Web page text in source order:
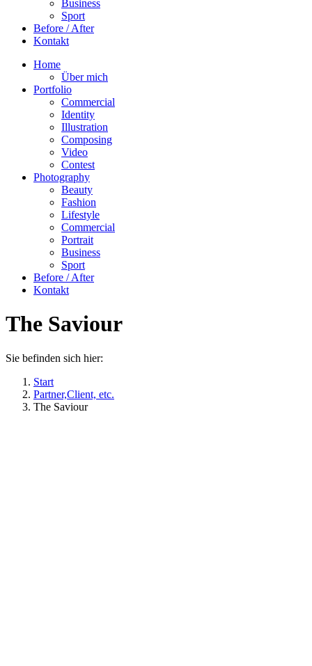
Business
Sport
Before / After
Kontakt
Home
Über mich
Portfolio
Commercial
Identity
Illustration
Composing
Video
Contest
Photography
Beauty
Fashion
Lifestyle
Commercial
Portrait
Business
Sport
Before / After
Kontakt
The Saviour
Sie befinden sich hier:
Start
Partner,Client, etc.
The Saviour